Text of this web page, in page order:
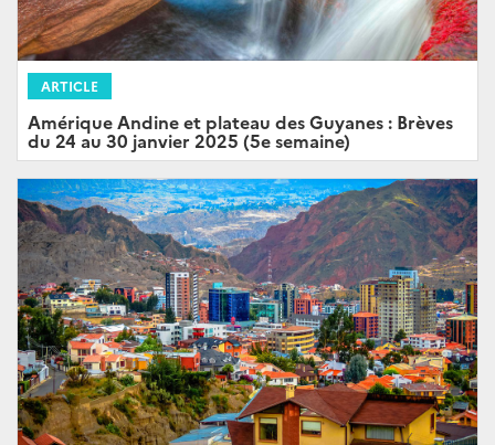
ARTICLE
Amérique Andine et plateau des Guyanes : Brèves
du 24 au 30 janvier 2025 (5e semaine)